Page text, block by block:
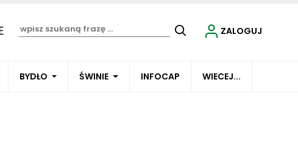
BYDŁO ŚWINIE INFOCAP WIECEJ...
ZALOGUJ